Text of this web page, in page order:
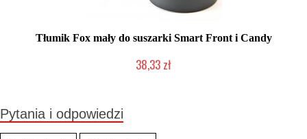
Tłumik Fox mały do suszarki Smart Front i Candy
38,33 zł
Pytania i odpowiedzi